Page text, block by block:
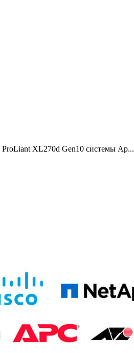
ProLiant XL270d Gen10 системы Ap...